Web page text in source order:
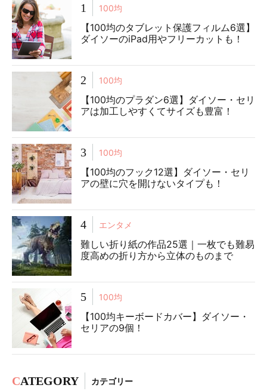
1 100均
【100均のタブレット保護フィルム6選】
ダイソーのiPad用やフリーカットも！
2 100均
【100均のプラダン6選】ダイソー・セリ
アは加工しやすくてサイズも豊富！
3 100均
【100均のフック12選】ダイソー・セリ
アの壁に穴を開けないタイプも！
4 エンタメ
難しい折り紙の作品25選｜一枚でも難易
度高めの折り方から立体のものまで
5 100均
【100均キーボードカバー】ダイソー・
セリアの9個！
CATEGORY カテゴリー